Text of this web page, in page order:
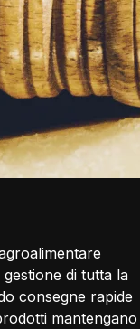
di tutta la
consegne rapide
mantengano